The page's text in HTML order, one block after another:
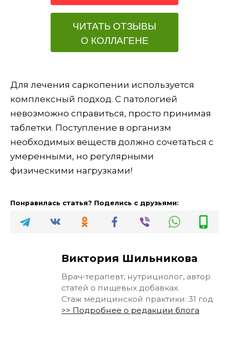
ЧИТАТЬ ОТЗЫВЫ
О КОЛЛАГЕНЕ
Для лечения саркопении используется
комплексный подход. С патологией
невозможно справиться, просто принимая
таблетки. Поступление в организм
необходимых веществ должно сочетаться с
умеренными, но регулярными
физическими нагрузками!
Понравилась статья? Поделись с друзьями:
Виктория Шильникова
Врач-терапевт, нутрициолог, автор
статей о пищевых добавках.
Стаж медицинской практики: 31 год
>> Подробнее о редакции блога